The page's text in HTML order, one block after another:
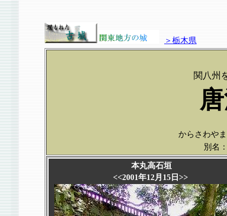
＞栃木県
関八州
からさわや
別名
本丸高石垣
<<2001年12月15日>>